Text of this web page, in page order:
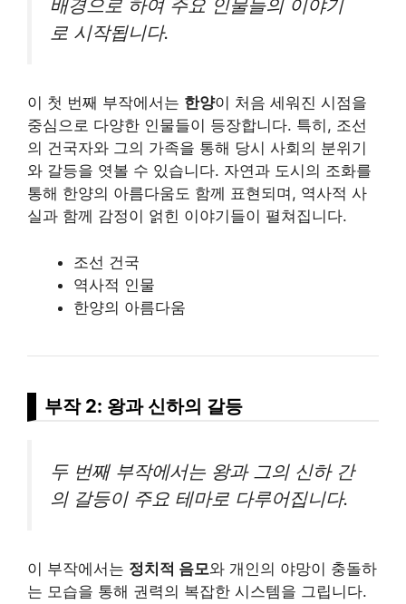
배경으로 하여 주요 인물들의 이야기
로 시작됩니다.
이 첫 번째 부작에서는 한양이 처음 세워진 시점을
중심으로 다양한 인물들이 등장합니다. 특히, 조선
의 건국자와 그의 가족을 통해 당시 사회의 분위기
와 갈등을 엿볼 수 있습니다. 자연과 도시의 조화를
통해 한양의 아름다움도 함께 표현되며, 역사적 사
실과 함께 감정이 얽힌 이야기들이 펼쳐집니다.
조선 건국
역사적 인물
한양의 아름다움
부작 2: 왕과 신하의 갈등
두 번째 부작에서는 왕과 그의 신하 간
의 갈등이 주요 테마로 다루어집니다.
이 부작에서는 정치적 음모와 개인의 야망이 충돌하
는 모습을 통해 권력의 복잡한 시스템을 그립니다.